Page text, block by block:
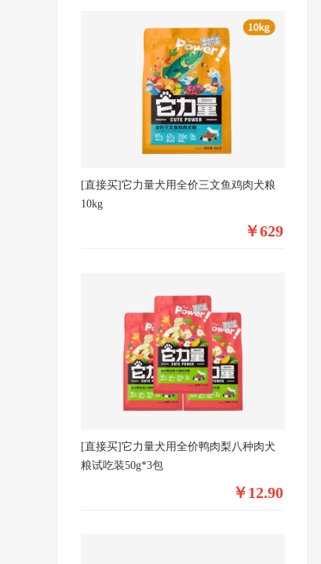
[直接买]它力量犬用全价三文鱼鸡肉犬粮
10kg
￥629
[直接买]它力量犬用全价鸭肉梨八种肉犬
粮试吃装50g*3包
￥12.90